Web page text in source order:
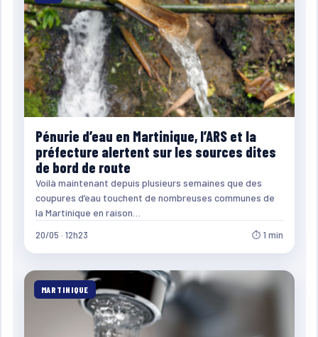
Pénurie d’eau en Martinique, l’ARS et la
préfecture alertent sur les sources dites
de bord de route
Voilà maintenant depuis plusieurs semaines que des
coupures d’eau touchent de nombreuses communes de
la Martinique en raison…
20/05 · 12h23 ⏱ 1 min
MARTINIQUE